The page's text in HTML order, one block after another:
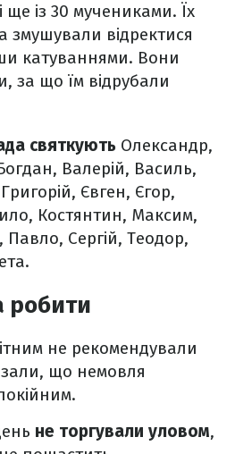
ще із 30 мучениками. Їх
змушували відректися
катуваннями. Вони
за що їм відрубали
святкують Олександр,
Валерій, Василь,
Євген, Єгор,
Костянтин, Максим,
Сергій, Теодор,
не рекомендували
що немовля
не торгували уловом,